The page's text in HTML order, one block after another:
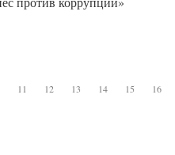
11 12 13 14 15 16